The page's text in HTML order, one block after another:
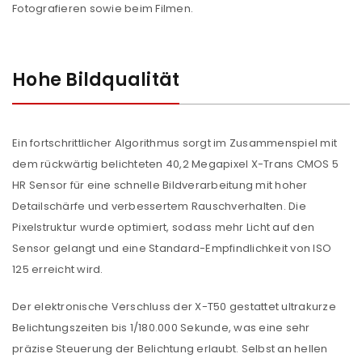
Fotografieren sowie beim Filmen.
Hohe Bildqualität
Ein fortschrittlicher Algorithmus sorgt im Zusammenspiel mit
dem rückwärtig belichteten 40,2 Megapixel X-Trans CMOS 5
HR Sensor für eine schnelle Bildverarbeitung mit hoher
Detailschärfe und verbessertem Rauschverhalten. Die
Pixelstruktur wurde optimiert, sodass mehr Licht auf den
Sensor gelangt und eine Standard-Empfindlichkeit von ISO
125 erreicht wird.
Der elektronische Verschluss der X-T50 gestattet ultrakurze
Belichtungszeiten bis 1/180.000 Sekunde, was eine sehr
präzise Steuerung der Belichtung erlaubt. Selbst an hellen